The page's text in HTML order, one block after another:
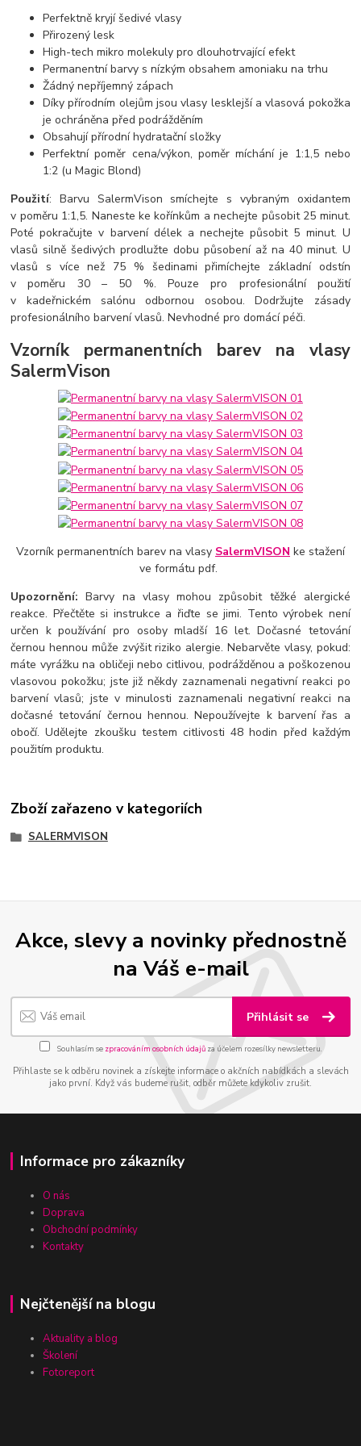
Perfektně kryjí šedivé vlasy
Přirozený lesk
High-tech mikro molekuly pro dlouhotrvající efekt
Permanentní barvy s nízkým obsahem amoniaku na trhu
Žádný nepříjemný zápach
Díky přírodním olejům jsou vlasy lesklejší a vlasová pokožka
je ochráněna před podrážděním
Obsahují přírodní hydratační složky
Perfektní poměr cena/výkon, poměr míchání je 1:1,5 nebo
1:2 (u Magic Blond)
Použití: Barvu SalermVison smíchejte s vybraným oxidantem
v poměru 1:1,5. Naneste ke kořínkům a nechejte působit 25 minut.
Poté pokračujte v barvení délek a nechejte působit 5 minut. U
vlasů silně šedivých prodlužte dobu působení až na 40 minut. U
vlasů s více než 75 % šedinami přimíchejte základní odstín
v poměru 30 – 50 %. Pouze pro profesionální použití
v kadeřnickém salónu odbornou osobou. Dodržujte zásady
profesionálního barvení vlasů. Nevhodné pro domácí péči.
Vzorník permanentních barev na vlasy
SalermVison
Vzorník permanentních barev na vlasy SalermVISON ke stažení
ve formátu pdf.
Upozornění: Barvy na vlasy mohou způsobit těžké alergické
reakce. Přečtěte si instrukce a řiďte se jimi. Tento výrobek není
určen k používání pro osoby mladší 16 let. Dočasné tetování
černou hennou může zvýšit riziko alergie. Nebarvěte vlasy, pokud:
máte vyrážku na obličeji nebo citlivou, podrážděnou a poškozenou
vlasovou pokožku; jste již někdy zaznamenali negativní reakci po
barvení vlasů; jste v minulosti zaznamenali negativní reakci na
dočasné tetování černou hennou. Nepoužívejte k barvení řas a
obočí. Udělejte zkoušku testem citlivosti 48 hodin před každým
použitím produktu.
Zboží zařazeno v kategoriích
SALERMVISON
Akce, slevy a novinky přednostně
na Váš e-mail
Přihlásit se
Souhlasím se zpracováním osobních údajůza účelem rozesílky newsletteru.
Přihlaste se k odběru novinek a získejte informace o akčních nabídkách a slevách
jako první. Když vás budeme rušit, odběr můžete kdykoliv zrušit.
Informace pro zákazníky
O nás
Doprava
Obchodní podmínky
Kontakty
Nejčtenější na blogu
Aktuality a blog
Školení
Fotoreport